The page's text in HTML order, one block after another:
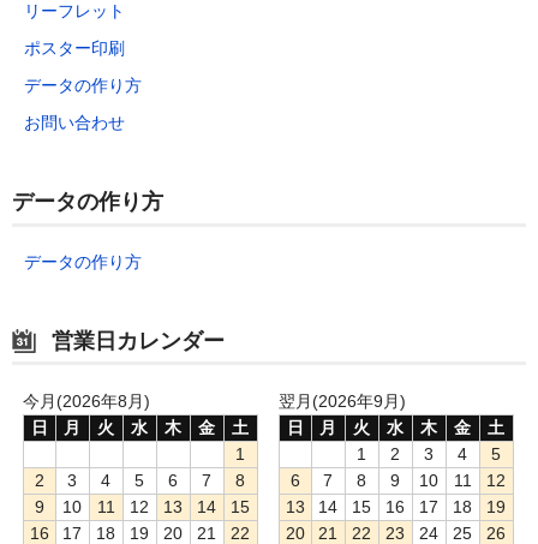
リーフレット
ポスター印刷
データの作り方
お問い合わせ
データの作り方
データの作り方
営業日カレンダー
今月(2026年8月)
日
月 火 水 木 金
土
1
2
3 4 5 6 7
8
9
10 11 12 13 14
15
16
17 18 19 20 21
22
翌月(2026年9月)
日
月 火 水 木 金
土
1
2 3 4
5
6
7 8 9 10 11
12
13
14 15 16 17 18
19
20
21 22 23 24 25
26